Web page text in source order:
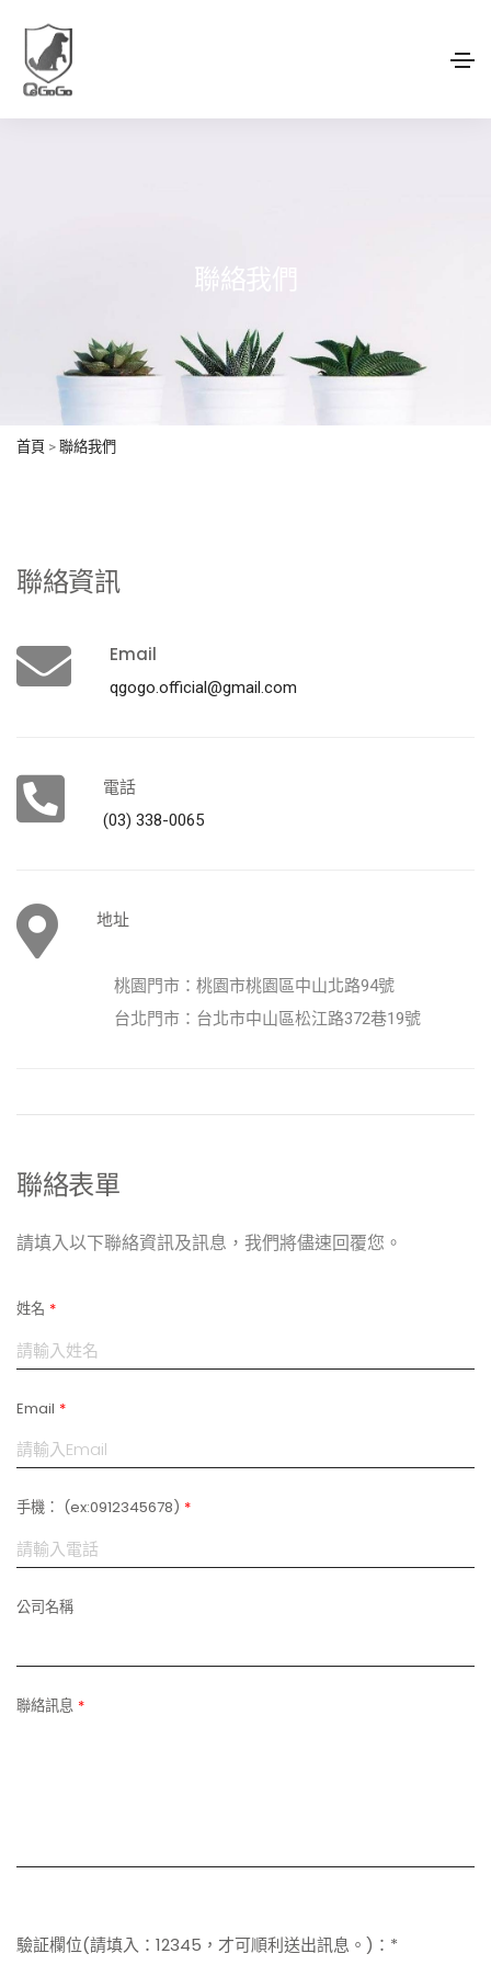
聯絡我們
首頁 > 聯絡我們
聯絡資訊
Email
電話
(03) 338-0065
地址
桃園門市：桃園市桃園區中山北路94號
台北門市：台北市中山區松江路372巷19號
聯絡表單
請填入以下聯絡資訊及訊息，我們將儘速回覆您。
姓名 *
Email *
手機： (ex:0912345678) *
公司名稱
聯絡訊息 *
驗証欄位(請填入：12345，才可順利送出訊息。)：*